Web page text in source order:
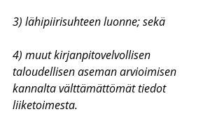
3) lähipiirisuhteen luonne; sekä
4) muut kirjanpitovelvollisen
taloudellisen aseman arvioimisen
kannalta välttämättömät tiedot
liiketoimesta.